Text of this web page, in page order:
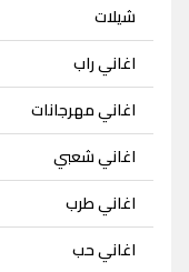
شيلات
اغاني راب
اغاني مهرجانات
اغاني شعبي
اغاني طرب
اغاني حب